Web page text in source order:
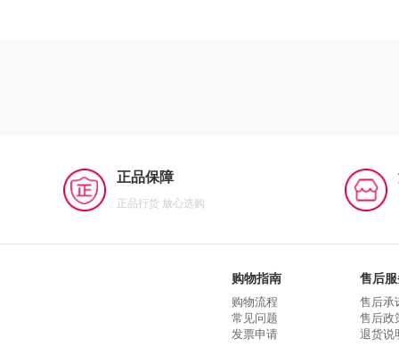
正品保障
正品行货 放心选购
购物指南
购物流程
常见问题
发票申请
售后
售后承
售后政
退货说